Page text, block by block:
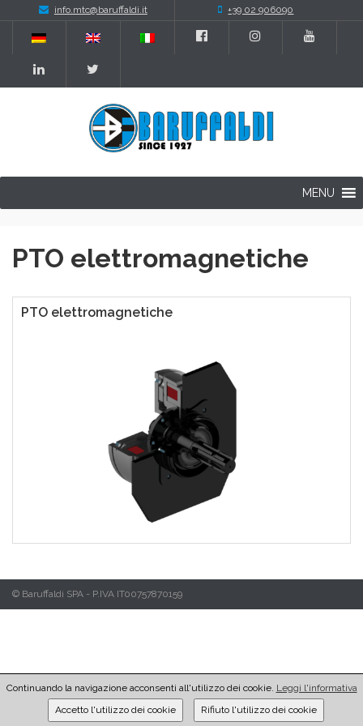
info.mtc@baruffaldi.it +39 02 906090
MENU
PTO elettromagnetiche
PTO elettromagnetiche
© Baruffaldi SPA - P.IVA IT00757870159
Continuando la navigazione acconsenti all'utilizzo dei cookie. Leggi l'informativa
Accetto l'utilizzo dei cookie
Rifiuto l'utilizzo dei cookie